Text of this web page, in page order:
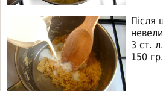
Після
3 ст.
150